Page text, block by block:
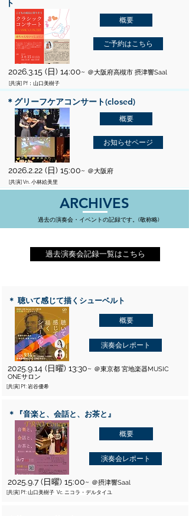
ト
概要
ご予約はこちら
2026.3.15 (日) 14:00~ ＠大阪府高槻市 摂津響Saal
[共演] Pf：山口美樹子
＊グリーフケアコンサート(closed)
概要
お知らせページ
2026.2.22 (日) 15:00~ ＠大阪府
[共演] Vn. 小林絵美里​
ARCHIVES
​過去の演奏会・イベントの記録です。(敬称略)
過去演奏会記録一覧はこちら
＊ 聴いて感じて描くシューベルト
概要
演奏会レポート
2025.9.14 (日曜) 13:30~ ＠東京都 宮地楽器MUSIC
ONEサロン
[共演] Pf: 岩谷優希
＊『音楽と、会話と、お茶と』
概要
演奏会レポート
2025.9.7 (日曜) 15:00~ ＠摂津響Saal
[共演] Pf: 山口美樹子 Vc. ニコラ・デルタイユ